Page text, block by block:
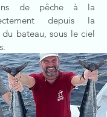
de pêche à la
depuis la
bateau, sous le ciel